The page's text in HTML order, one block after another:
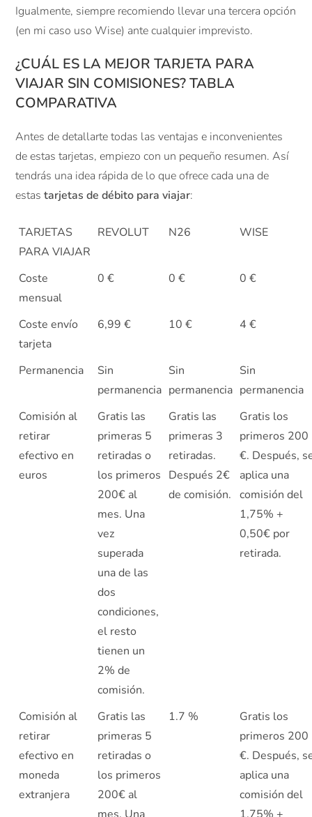
Igualmente, siempre recomiendo llevar una tercera opción
(en mi caso uso Wise) ante cualquier imprevisto.
¿CUÁL ES LA MEJOR TARJETA PARA
VIAJAR SIN COMISIONES? TABLA
COMPARATIVA
Antes de detallarte todas las ventajas e inconvenientes
de estas tarjetas, empiezo con un pequeño resumen. Así
tendrás una idea rápida de lo que ofrece cada una de
estastarjetas de débito para viajar:
TARJETAS
PARA VIAJAR
REVOLUT N26 WISE
Coste
mensual
0 € 0 € 0 €
Coste envío
tarjeta
6,99 € 10 € 4 €
Permanencia
Sin
permanencia
Sin
permanencia
Sin
permanencia
Comisión al
retirar
efectivo en
euros
Gratis las
primeras 5
retiradas o
los primeros
200€ al
mes. Una
vez
superada
una de las
dos
condiciones,
el resto
tienen un
2% de
comisión.
Gratis las
primeras 3
retiradas.
Después 2€
de comisión.
Gratis los
primeros 200
€. Después,
aplica una
comisión del
1,75% +
0,50€ por
retirada.
Comisión al
retirar
efectivo en
moneda
extranjera
Gratis las
primeras 5
retiradas o
los primeros
200€ al
1.7 %
Gratis los
primeros 200
€. Después,
aplica una
comisión del